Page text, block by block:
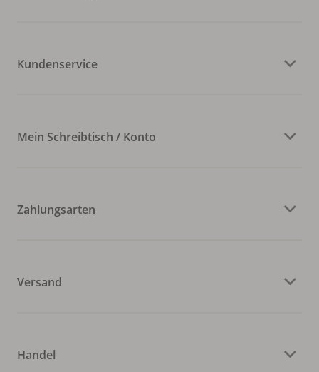
Kundenservice
Mein Schreibtisch / Konto
Zahlungsarten
Versand
Handel